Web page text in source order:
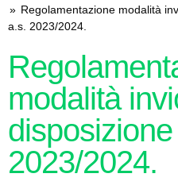
Regolamentazione modalità
a.s. 2023/2024.
modalità
2023/2024.